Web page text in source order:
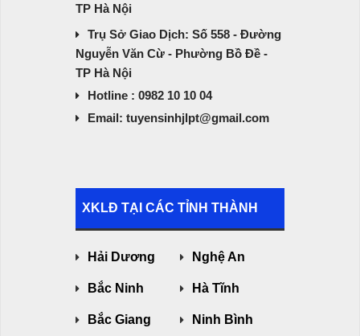
TP Hà Nội
Trụ Sở Giao Dịch: Số 558 - Đường
Nguyễn Văn Cừ - Phường Bồ Đề -
TP Hà Nội
Hotline : 0982 10 10 04
Email: tuyensinhjlpt@gmail.com
XKLĐ TẠI CÁC TỈNH THÀNH
Hải Dương Nghệ An
Bắc Ninh Hà Tĩnh
Bắc Giang Ninh Bình